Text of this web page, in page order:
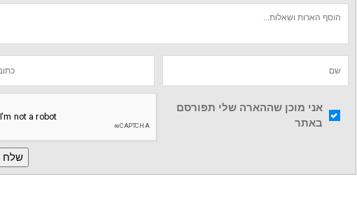
אני מוכן שההארה שלי תפורסם
באתר